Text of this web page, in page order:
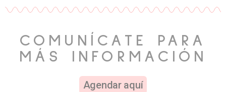
COMUNÍCATE PARA
MÁS INFORMACIÓN
Agendar aquí